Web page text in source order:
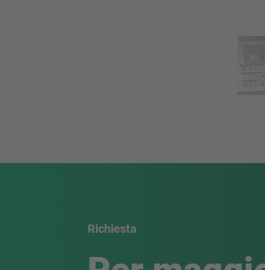
Richiesta